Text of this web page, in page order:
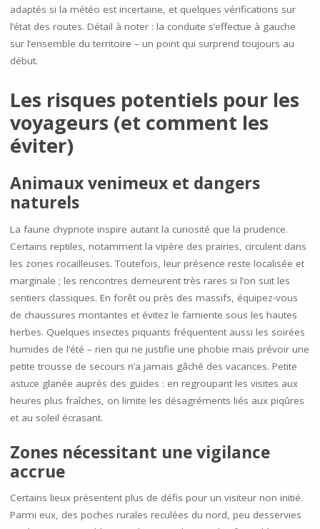
adaptés si la météo est incertaine, et quelques vérifications sur
l’état des routes. Détail à noter : la conduite s’effectue à gauche
sur l’ensemble du territoire – un point qui surprend toujours au
début.
Les risques potentiels pour les
voyageurs (et comment les
éviter)
Animaux venimeux et dangers
naturels
La faune chypriote inspire autant la curiosité que la prudence.
Certains reptiles, notamment la vipère des prairies, circulent dans
les zones rocailleuses. Toutefois, leur présence reste localisée et
marginale ; les rencontres demeurent très rares si l’on suit les
sentiers classiques. En forêt ou près des massifs, équipez-vous
de chaussures montantes et évitez le farniente sous les hautes
herbes. Quelques insectes piquants fréquentent aussi les soirées
humides de l’été – rien qui ne justifie une phobie mais prévoir une
petite trousse de secours n’a jamais gâché des vacances. Petite
astuce glanée auprès des guides : en regroupant les visites aux
heures plus fraîches, on limite les désagréments liés aux piqûres
et au soleil écrasant.
Zones nécessitant une vigilance
accrue
Certains lieux présentent plus de défis pour un visiteur non initié.
Parmi eux, des poches rurales reculées du nord, peu desservies